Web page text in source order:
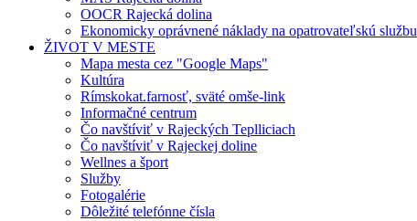
OOCR Rajecká dolina
Ekonomicky oprávnené náklady na opatrovateľskú službu
ŽIVOT V MESTE
Mapa mesta cez "Google Maps"
Kultúra
Rímskokat.farnosť, sväté omše-link
Informačné centrum
Čo navštíviť v Rajeckých Teplliciach
Čo navštíviť v Rajeckej doline
Wellnes a šport
Služby
Fotogalérie
Dôležité telefónne čísla